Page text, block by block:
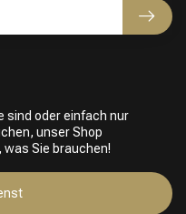
sind oder einfach nur
unser Shop
was Sie brauchen!